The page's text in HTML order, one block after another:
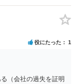
あります。ですの
ん。責任追及の交渉
役にたった 1
（会社の過失を証明